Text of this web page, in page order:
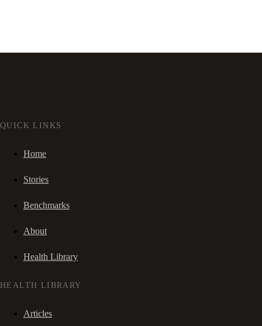
QUICK LINKS
Home
Stories
Benchmarks
About
Health Library
HEALTH LIBRARY
Articles